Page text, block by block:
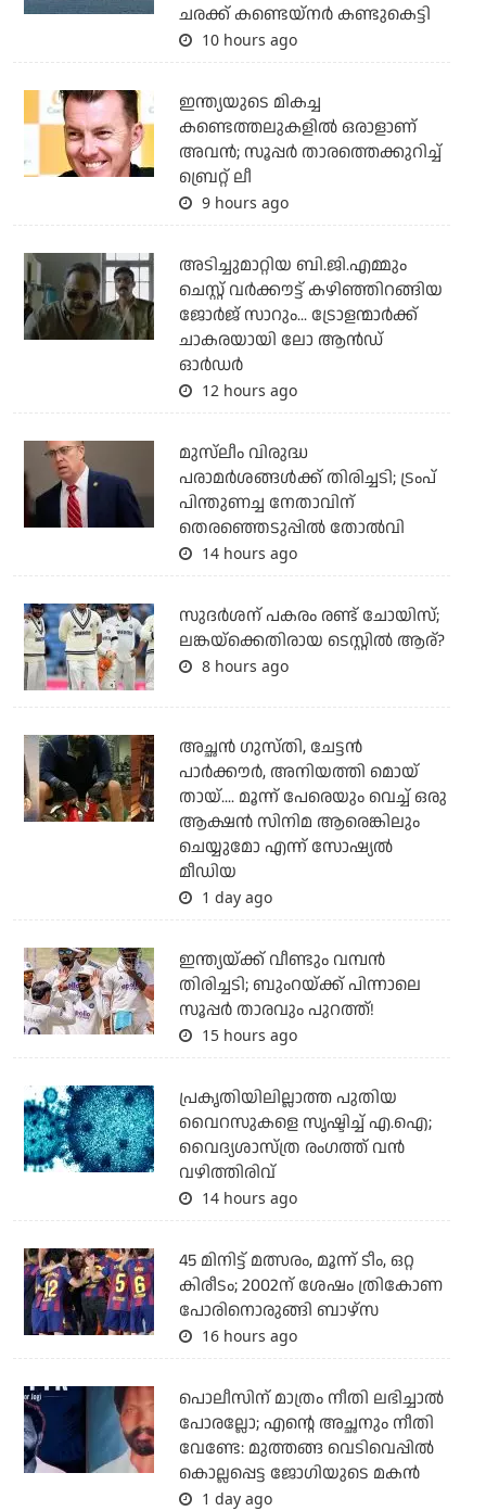
ചരക്ക് കണ്ടെയ്‌നര്‍ കണ്ടുകെട്ടി
10 hours ago
ഇന്ത്യയുടെ മികച്ച
കണ്ടെത്തലുകളില്‍ ഒരാളാണ്
അവന്‍; സൂപ്പര്‍ താരത്തെക്കുറിച്ച്
ബ്രെറ്റ് ലീ
9 hours ago
അടിച്ചുമാറ്റിയ ബി.ജി.എമ്മും
ചെസ്റ്റ് വര്‍ക്കൗട്ട് കഴിഞ്ഞിറങ്ങിയ
ജോര്‍ജ് സാറും... ട്രോളന്മാര്‍ക്ക്
ചാകരയായി ലോ ആന്‍ഡ്
ഓര്‍ഡര്‍
12 hours ago
മുസ്‌ലീം വിരുദ്ധ
പരാമര്‍ശങ്ങള്‍ക്ക് തിരിച്ചടി; ട്രംപ്
പിന്തുണച്ച നേതാവിന്
തെരഞ്ഞെടുപ്പില്‍ തോല്‍വി
14 hours ago
സുദര്‍ശന് പകരം രണ്ട് ചോയിസ്;
ലങ്കയ്‌ക്കെതിരായ ടെസ്റ്റില്‍ ആര്?
8 hours ago
അച്ഛന്‍ ഗുസ്തി, ചേട്ടന്‍
പാര്‍ക്കൗര്‍, അനിയത്തി മൊയ്
തായ്.... മൂന്ന് പേരെയും വെച്ച് ഒരു
ആക്ഷന്‍ സിനിമ ആരെങ്കിലും
ചെയ്യുമോ എന്ന് സോഷ്യല്‍
മീഡിയ
1 day ago
ഇന്ത്യയ്ക്ക് വീണ്ടും വമ്പന്‍
തിരിച്ചടി; ബുംറയ്ക്ക് പിന്നാലെ
സൂപ്പര്‍ താരവും പുറത്ത്!
15 hours ago
പ്രകൃതിയിലില്ലാത്ത പുതിയ
വൈറസുകളെ സൃഷ്ടിച്ച് എ.ഐ;
വൈദ്യശാസ്ത്ര രംഗത്ത് വന്‍
വഴിത്തിരിവ്
14 hours ago
45 മിനിട്ട് മത്സരം, മൂന്ന് ടീം, ഒറ്റ
കിരീടം; 2002ന് ശേഷം ത്രികോണ
പോരിനൊരുങ്ങി ബാഴ്‌സ
16 hours ago
പൊലീസിന് മാത്രം നീതി ലഭിച്ചാല്‍
പോരല്ലോ; എന്റെ അച്ഛനും നീതി
വേണ്ടേ: മുത്തങ്ങ വെടിവെപ്പില്‍
കൊല്ലപ്പെട്ട ജോഗിയുടെ മകന്‍
1 day ago